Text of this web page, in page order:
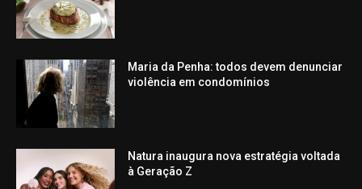
Maria da Penha: todos devem denunciar
violência em condomínios
Natura inaugura nova estratégia voltada
à Geração Z